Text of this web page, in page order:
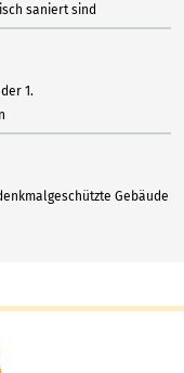
saniert sind
1.
Gebäude